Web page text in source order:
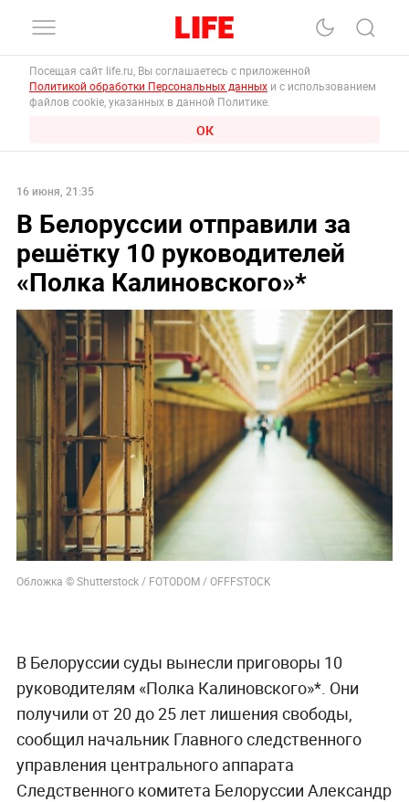
Посещая сайт life.ru, Вы соглашаетесь с приложенной
Политикой обработки Персональных данных и с использованием
файлов cookie, указанных в данной Политике.
ОК
16 июня, 21:35
В Белоруссии отправили за
решётку 10 руководителей
«Полка Калиновского»*
Обложка © Shutterstock / FOTODOM / OFFFSTOCK
В Белоруссии суды вынесли приговоры 10
руководителям «Полка Калиновского»*. Они
получили от 20 до 25 лет лишения свободы,
сообщил начальник Главного следственного
управления центрального аппарата
Следственного комитета Белоруссии Александр